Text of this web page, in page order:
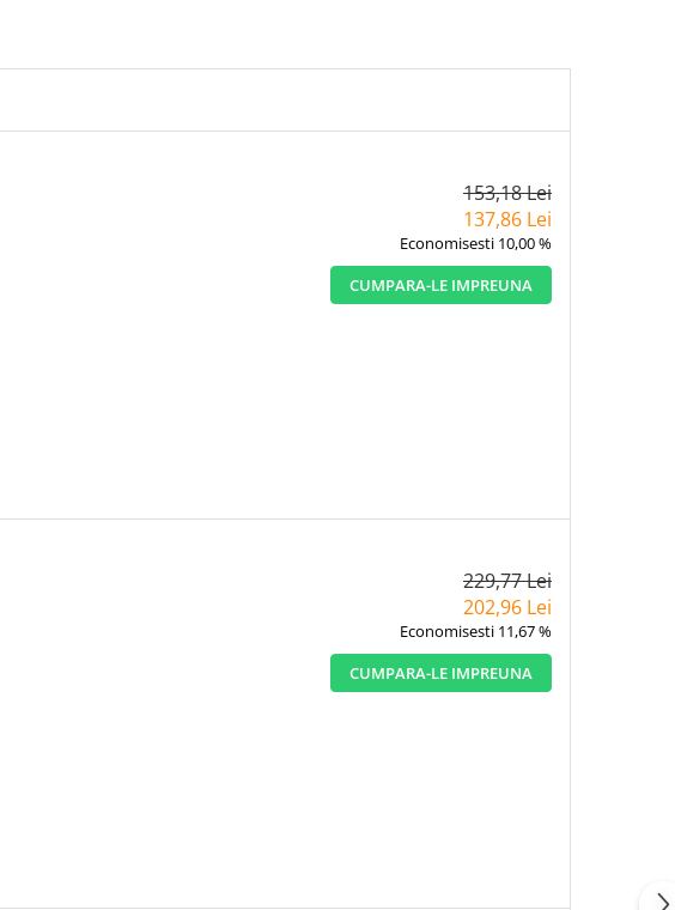
153,18 Lei
137,86 Lei
Economisesti 10,00 %
CUMPARA-LE IMPREUNA
229,77 Lei
202,96 Lei
Economisesti 11,67 %
CUMPARA-LE IMPREUNA